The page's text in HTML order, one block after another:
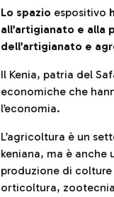
Lo spazio espositivo
all’artigianato e alla
dell’artigianato e
Il Kenia, patria del
economiche che
l’economia.
L’agricoltura è un
keniana, ma è anche
produzione di
orticoltura,